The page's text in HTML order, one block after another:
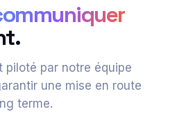
piloté par notre équipe
une mise en route
terme.